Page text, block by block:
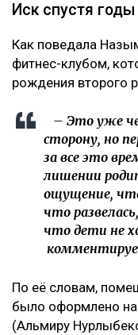
Иск спустя годы
Как поведала
фитнес-клубом,
рождения второго
– Это уже
сторону, но
за все это
лишении
ощущение,
что
что дети не
По её словам,
было оформлено
(Альмиру